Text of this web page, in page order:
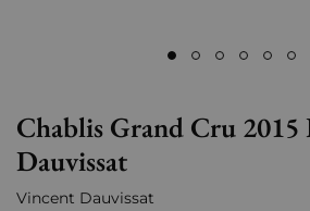
Chablis Grand Cru 2015
Dauvissat
Vincent Dauvissat